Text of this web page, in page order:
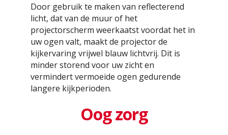
Door gebruik te maken van reflecterend
licht, dat van de muur of het
projectorscherm weerkaatst voordat het in
uw ogen valt, maakt de projector de
kijkervaring vrijwel blauw lichtvrij. Dit is
minder storend voor uw zicht en
vermindert vermoeide ogen gedurende
langere kijkperioden.
Oog zorg